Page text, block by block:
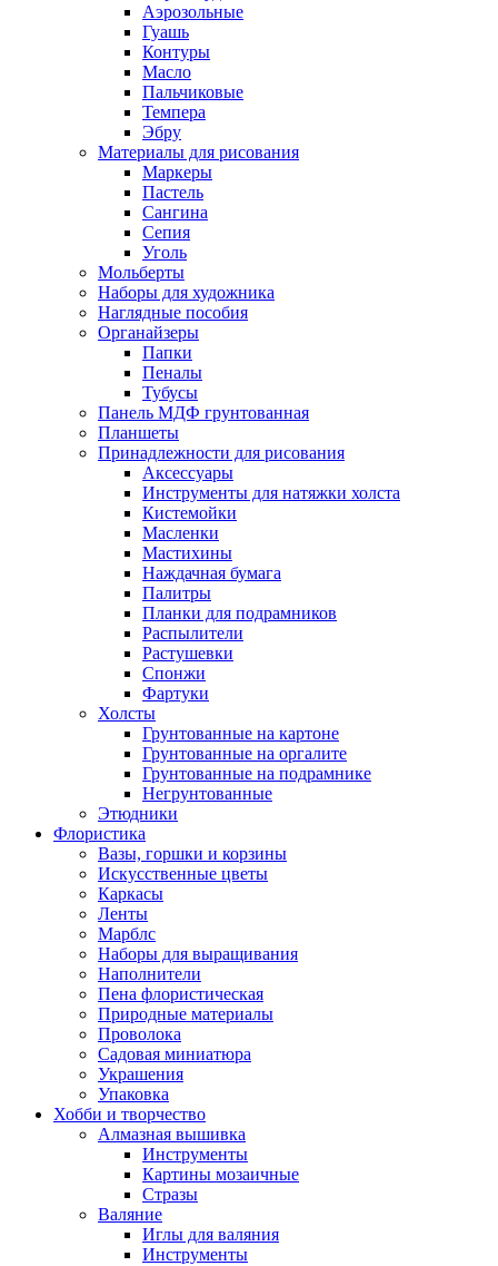
Аэрозольные
Гуашь
Контуры
Масло
Пальчиковые
Темпера
Эбру
Материалы для рисования
Маркеры
Пастель
Сангина
Сепия
Уголь
Мольберты
Наборы для художника
Наглядные пособия
Органайзеры
Папки
Пеналы
Тубусы
Панель МДФ грунтованная
Планшеты
Принадлежности для рисования
Аксессуары
Инструменты для натяжки холста
Кистемойки
Масленки
Мастихины
Наждачная бумага
Палитры
Планки для подрамников
Распылители
Растушевки
Спонжи
Фартуки
Холсты
Грунтованные на картоне
Грунтованные на оргалите
Грунтованные на подрамнике
Негрунтованные
Этюдники
Флористика
Вазы, горшки и корзины
Искусственные цветы
Каркасы
Ленты
Марблс
Наборы для выращивания
Наполнители
Пена флористическая
Природные материалы
Проволока
Садовая миниатюра
Украшения
Упаковка
Хобби и творчество
Алмазная вышивка
Инструменты
Картины мозаичные
Стразы
Валяние
Иглы для валяния
Инструменты